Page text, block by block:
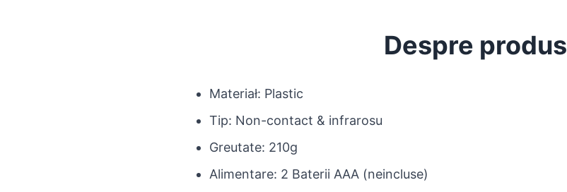
Despre produs
Materiał: Plastic
Tip: Non-contact & infrarosu
Greutate: 210g
Alimentare: 2 Baterii AAA (neincluse)